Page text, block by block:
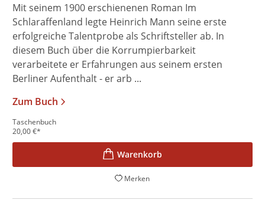
Mit seinem 1900 erschienenen Roman Im
Schlaraffenland legte Heinrich Mann seine erste
erfolgreiche Talentprobe als Schriftsteller ab. In
diesem Buch über die Korrumpierbarkeit
verarbeitete er Erfahrungen aus seinem ersten
Berliner Aufenthalt - er arb ...
Zum Buch
Taschenbuch
20,00€*
Merken